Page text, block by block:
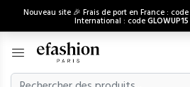
Nouveau site 🎉 Frais de port en France : code
International : codeGLOWUP15